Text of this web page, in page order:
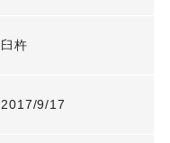
臼杵
2017/9/17